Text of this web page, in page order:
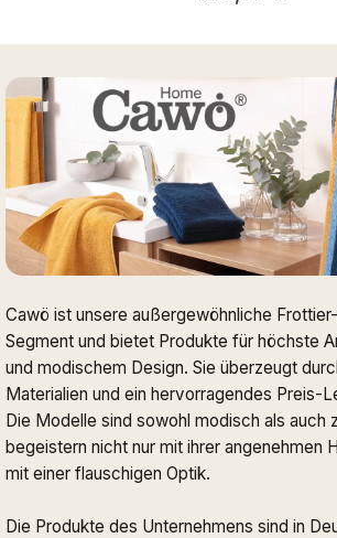
Cawö ist unsere außergewöhnliche
Segment und bietet Produkte für höchste
und modischem Design. Sie überzeugt
Materialien und ein hervorragendes Preis-
Die Modelle sind sowohl modisch als auch
begeistern nicht nur mit ihrer angenehmen
mit einer flauschigen Optik.
Die Produkte des Unternehmens sind in